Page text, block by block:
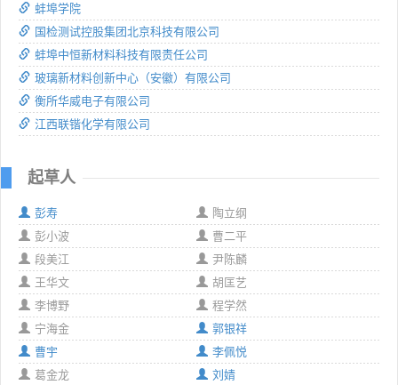
蚌埠学院
国检测试控股集团北京科技有限公司
蚌埠中恒新材料科技有限责任公司
玻璃新材料创新中心（安徽）有限公司
衡所华威电子有限公司
江西联锴化学有限公司
起草人
彭寿
陶立纲
彭小波
曹二平
段美江
尹陈麟
王华文
胡匡艺
李博野
程学然
宁海金
郭银祥
曹宇
李佩悦
葛金龙
刘婧